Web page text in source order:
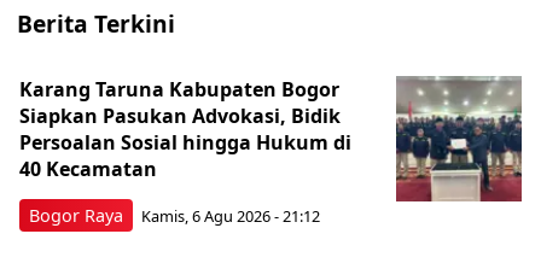
Berita Terkini
Bogor Raya
Karang Taruna Kabupaten Bogor
Siapkan Pasukan Advokasi, Bidik
Persoalan Sosial hingga Hukum di
40 Kecamatan
Kamis, 6 Agu 2026 - 21:12